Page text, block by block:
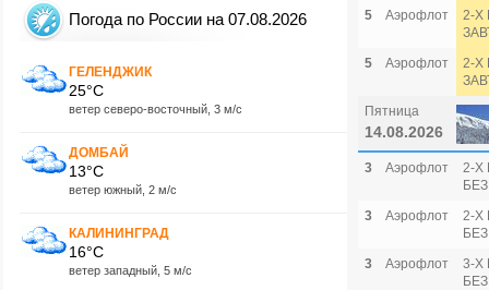
Погода по России на 07.08.2026
ГЕЛЕНДЖИК
25°C
ветер северо-восточный, 3 м/с
ДОМБАЙ
13°C
ветер южный, 2 м/с
КАЛИНИНГРАД
16°C
ветер западный, 5 м/с
5
Аэрофлот
2-Х
5
Аэрофлот
2-Х
Пятница
14.08.2026
3 Аэрофлот
2-Х
3
Аэрофлот
2-Х
3
Аэрофлот
3-Х